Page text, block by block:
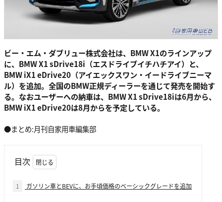
ビー・エム・ダブリュー株式会社は、BMW X1のラインアップ
に、BMW X1 sDrive18i（エスドライブイチハチアイ）と、
BMW iX1 eDrive20（アイエックスワン・イードライブニーマ
ル）を追加。全国のBMW正規ディーラーを通じて発売を開始す
る。なおユーザーへの納車は、BMW X1 sDrive18iは6月から、
BMW iX1 eDrive20は8月からを予定している。
●まとめ:月刊自家用車編集部
目次
1 ガソリン車とBEVに、お手頃価格のベーシックグレードを追加